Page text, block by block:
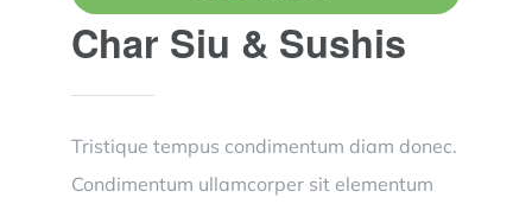
Char Siu & Sushis
Tristique tempus condimentum diam donec.
Condimentum ullamcorper sit elementum